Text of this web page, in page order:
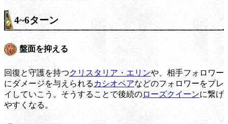
4~6ターン
盤面を抑える
回復と守護を持つクリスタリア・エリンや、相手フォロワー
にダメージを与えられる カシオペアなどのフォロワーをプレ
イしていこう。そうすることで後続のローズクイーンに繋げ
やすくなる。